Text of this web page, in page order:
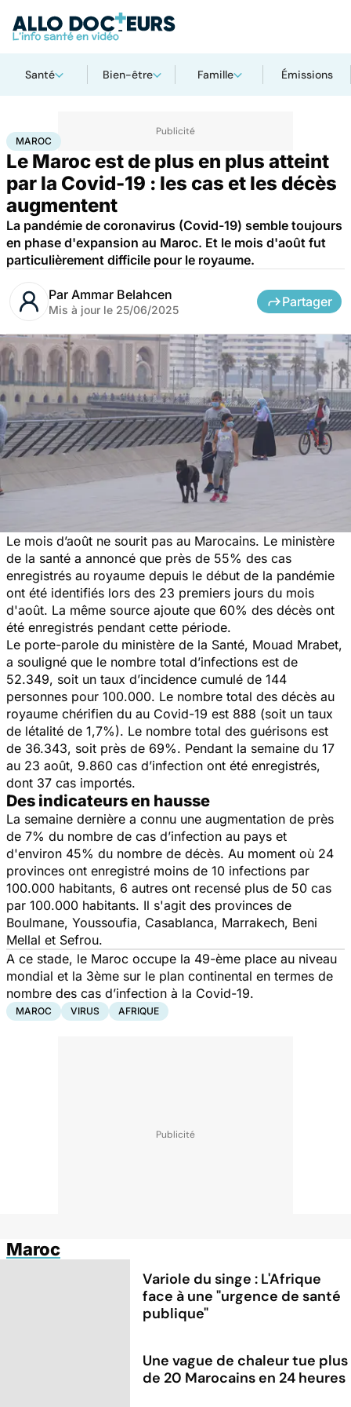
Santé Bien-être Famille Émissions
AccueilSanté Maladies infectieuses
MAROC
Le Maroc est de plus en plus atteint
par la Covid-19 : les cas et les décès
augmentent
La pandémie de coronavirus (Covid-19) semble toujours
en phase d'expansion au Maroc. Et le mois d'août fut
particulièrement difficile pour le royaume.
Par Ammar Belahcen
Mis à jour le 25/06/2025
Partager
Le mois d’août ne sourit pas au Marocains. Le ministère
de la santé a annoncé que près de 55% des cas
enregistrés au royaume depuis le début de la pandémie
ont été identifiés lors des 23 premiers jours du mois
d'août. La même source ajoute que 60% des décès ont
été enregistrés pendant cette période.
Le porte-parole du ministère de la Santé, Mouad Mrabet,
a souligné que le nombre total d’infections est de
52.349, soit un taux d’incidence cumulé de 144
personnes pour 100.000. Le nombre total des décès au
royaume chérifien du au Covid-19 est 888 (soit un taux
de létalité de 1,7%). Le nombre total des guérisons est
de 36.343, soit près de 69%. Pendant la semaine du 17
au 23 août, 9.860 cas d’infection ont été enregistrés,
dont 37 cas importés.
Des indicateurs en hausse
La semaine dernière a connu une augmentation de près
de 7% du nombre de cas d’infection au pays et
d'environ 45% du nombre de décès. Au moment où 24
provinces ont enregistré moins de 10 infections par
100.000 habitants, 6 autres ont recensé plus de 50 cas
par 100.000 habitants. Il s'agit des provinces de
Boulmane, Youssoufia, Casablanca, Marrakech, Beni
Mellal et Sefrou.
A ce stade, le Maroc occupe la 49-ème place au niveau
mondial et la 3ème sur le plan continental en termes de
nombre des cas d’infection à la Covid-19.
MAROC VIRUS AFRIQUE
Maroc
Variole du singe : L'Afrique
face à une "urgence de santé
publique"
Une vague de chaleur tue plus
de 20 Marocains en 24 heures